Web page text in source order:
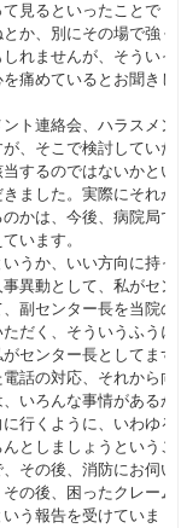
見るといったことで
か、別にその場で強く
れませんが、そういっ
痛めているとお聞きし
ト連絡会、ハラスメン
、そこで検討していた
するのではないかとい
ました。実際にそれが
かは、今後、病院局で
います。
うか、いい方向に持っ
異動として、私がセン
副センター長を当院の
だく、そういうふうに
センター長としてまず
話の対応、それから向
いろんな事情があるか
行くように、いわゆる
としましょうというこ
その後、消防にお伺い
の後、困ったクレーム
う報告を受けていま